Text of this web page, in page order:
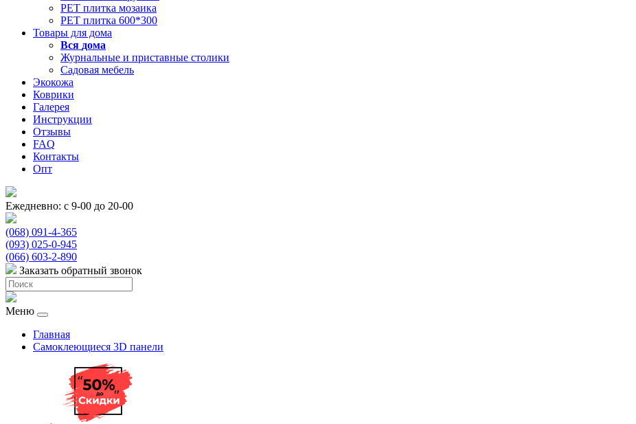
РЕТ плитка мозаика
РЕТ плитка 600*300
Товары для дома
Вся дома
Журнальные и приставные столики
Садовая мебель
Экокожа
Коврики
Галерея
Инструкции
Отзывы
FAQ
Контакты
Опт
Ежедневно: с 9-00 до 20-00
(068) 091-4-365
(093) 025-0-945
(066) 603-2-890
Заказать обратный звонок
Меню
Главная
Самоклеющиеся 3D панели